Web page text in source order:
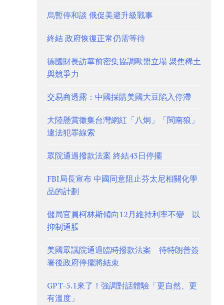
烏暫停和談 俄促美避升級戰事
終結 政府恢復正常仍需等待
德國財長訪華前密集協調歐盟立場 聚焦稀土
與競爭力
交易商透露：中國採購美國大豆陷入停滯
大陸懸賞徵集台灣網紅「八炯」「閩南狼」
違法犯罪線索
眾院通過撥款法案 終結43日停擺
FBI局長宣布 中國同意阻止芬太尼相關化學
品的計劃
儲局官員柯林斯傾向12月維持利率不變 以
抑制通脹
美國眾議院通過臨時撥款法案 待特朗普簽
署後政府停擺將結束
GPT-5.1來了！強調對話體驗「更自然、更
有溫度」